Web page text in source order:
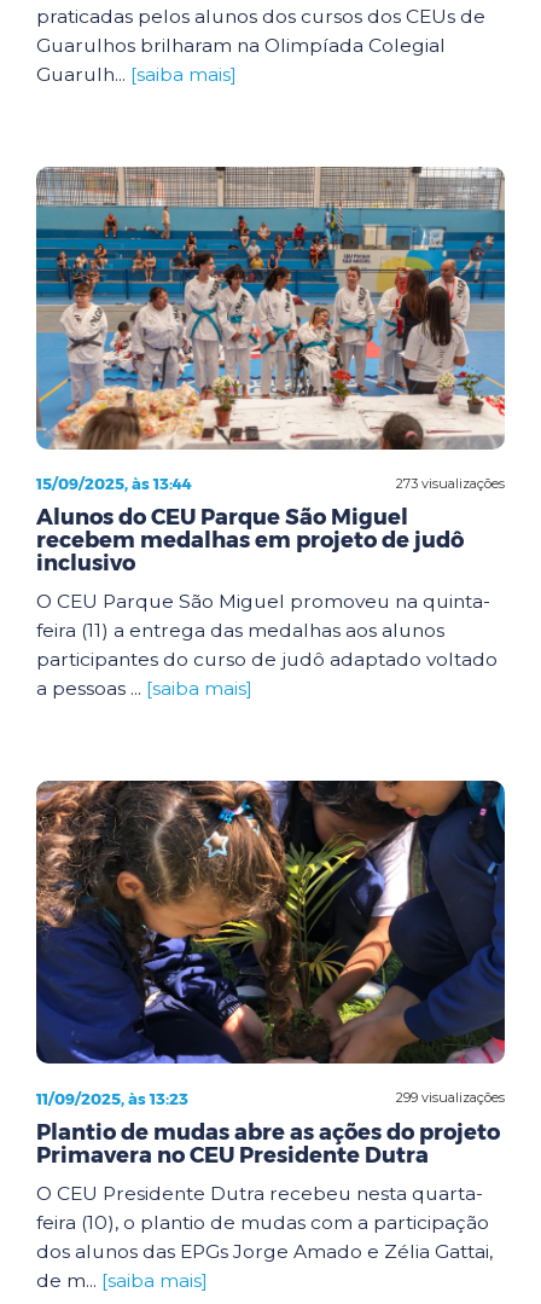
praticadas pelos alunos dos cursos dos CEUs de
Guarulhos brilharam na Olimpíada Colegial
Guarulh... [saiba mais]
273 visualizações
15/09/2025, às 13:44
Alunos do CEU Parque São Miguel
recebem medalhas em projeto de judô
inclusivo
O CEU Parque São Miguel promoveu na quinta-
feira (11) a entrega das medalhas aos alunos
participantes do curso de judô adaptado voltado
a pessoas ... [saiba mais]
299 visualizações
11/09/2025, às 13:23
Plantio de mudas abre as ações do projeto
Primavera no CEU Presidente Dutra
O CEU Presidente Dutra recebeu nesta quarta-
feira (10), o plantio de mudas com a participação
dos alunos das EPGs Jorge Amado e Zélia Gattai,
de m... [saiba mais]